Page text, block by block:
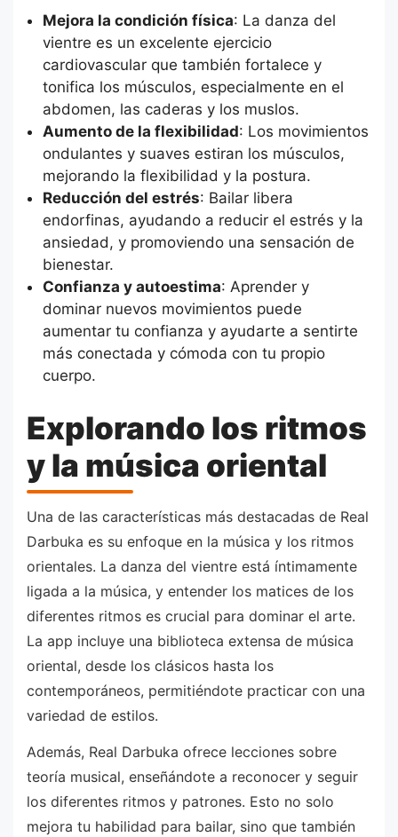
Mejora la condición física: La danza del
vientre es un excelente ejercicio
cardiovascular que también fortalece y
tonifica los músculos, especialmente en el
abdomen, las caderas y los muslos.
Aumento de la flexibilidad: Los movimientos
ondulantes y suaves estiran los músculos,
mejorando la flexibilidad y la postura.
Reducción del estrés: Bailar libera
endorfinas, ayudando a reducir el estrés y la
ansiedad, y promoviendo una sensación de
bienestar.
Confianza y autoestima: Aprender y
dominar nuevos movimientos puede
aumentar tu confianza y ayudarte a sentirte
más conectada y cómoda con tu propio
cuerpo.
Explorando los ritmos
y la música oriental
Una de las características más destacadas de Real
Darbuka es su enfoque en la música y los ritmos
orientales. La danza del vientre está íntimamente
ligada a la música, y entender los matices de los
diferentes ritmos es crucial para dominar el arte.
La app incluye una biblioteca extensa de música
oriental, desde los clásicos hasta los
contemporáneos, permitiéndote practicar con una
variedad de estilos.
Además, Real Darbuka ofrece lecciones sobre
teoría musical, enseñándote a reconocer y seguir
los diferentes ritmos y patrones. Esto no solo
mejora tu habilidad para bailar, sino que también